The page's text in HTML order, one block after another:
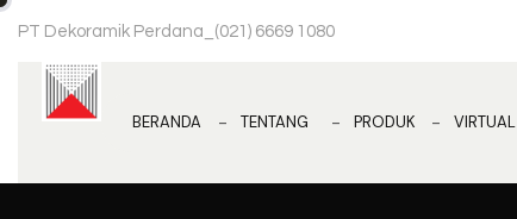
PT Dekoramik Perdana (021) 6669 1080
BERANDA TENTANG PRODUK VIRTUAL